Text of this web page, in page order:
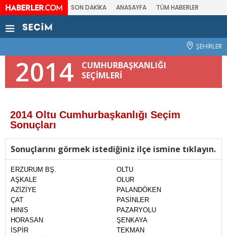
SON DAKİKA ANASAYFA TÜM HABERLER
ŞEHİRLER
2014
CUMHURBAŞKANLIĞI
SEÇİMLERİ
2014 Oltu Cumhurbaşkanlığı Seçim
Sonuçları
Sonuçlarını görmek istediğiniz ilçe ismine tıklayın.
ERZURUM BŞ.
AŞKALE
AZİZİYE
ÇAT
HINIS
HORASAN
İSPİR
OLTU
OLUR
PALANDÖKEN
PASİNLER
PAZARYOLU
ŞENKAYA
TEKMAN